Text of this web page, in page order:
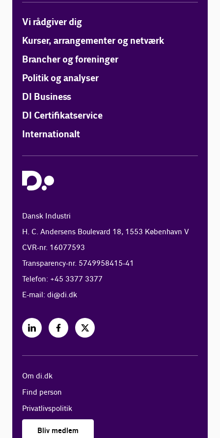
Vi rådgiver dig
Kurser, arrangementer og netværk
Brancher og foreninger
Politik og analyser
DI Business
DI Certifikatservice
Internationalt
Dansk Industri
H. C. Andersens Boulevard 18, 1553 København V
CVR-nr. 16077593
Transparency-nr. 5749958415-41
Telefon: +45 3377 3377
E-mail:di@di.dk
Om di.dk
Find person
Privatlivspolitik
Bliv medlem